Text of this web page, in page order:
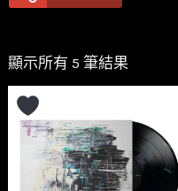
顯示所有 5 筆結果
新
目
序